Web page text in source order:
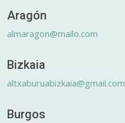
Aragón
almaragon@mailo.com
Bizkaia
altxaburuabizkaia@gmail.com
Burgos